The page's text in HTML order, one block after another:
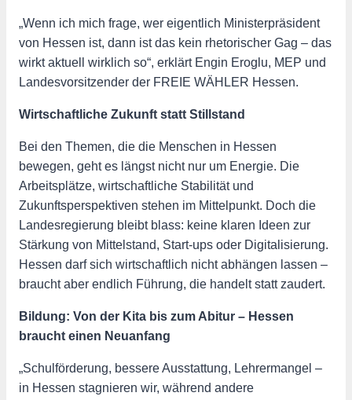
„Wenn ich mich frage, wer eigentlich Ministerpräsident
von Hessen ist, dann ist das kein rhetorischer Gag – das
wirkt aktuell wirklich so“, erklärt Engin Eroglu, MEP und
Landesvorsitzender der FREIE WÄHLER Hessen.
Wirtschaftliche Zukunft statt Stillstand
Bei den Themen, die die Menschen in Hessen
bewegen, geht es längst nicht nur um Energie. Die
Arbeitsplätze, wirtschaftliche Stabilität und
Zukunftsperspektiven stehen im Mittelpunkt. Doch die
Landesregierung bleibt blass: keine klaren Ideen zur
Stärkung von Mittelstand, Start-ups oder Digitalisierung.
Hessen darf sich wirtschaftlich nicht abhängen lassen –
braucht aber endlich Führung, die handelt statt zaudert.
Bildung: Von der Kita bis zum Abitur – Hessen
braucht einen Neuanfang
„Schulförderung, bessere Ausstattung, Lehrermangel –
in Hessen stagnieren wir, während andere